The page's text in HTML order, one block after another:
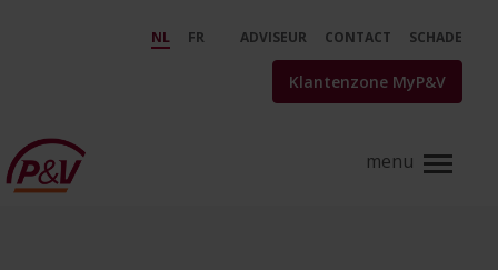
Hoe bent u verzekerd wanneer
NL FR ADVISEUR CONTACT SCHADE
Klantenzone MyP&V